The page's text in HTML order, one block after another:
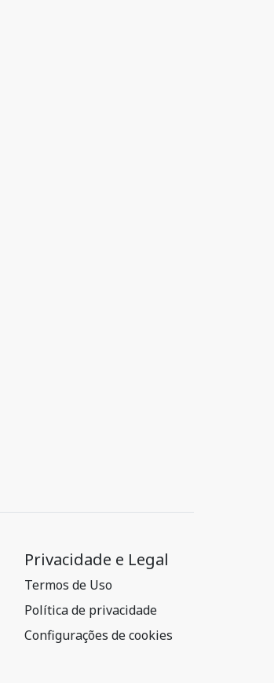
Privacidade e Legal
Termos de Uso
Política de privacidade
Configurações de cookies